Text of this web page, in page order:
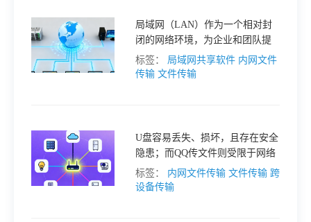
局域网（LAN）作为一个相对封
闭的网络环境，为企业和团队提
供了一个高效、安全的文件共享
平台。然而，要充分利用局域网
并推荐一款备受好评的工具—接
而连。
标签： 局域网共享软件 内网文件
传输 文件传输
U盘容易丢失、损坏，且存在安全
隐患；而QQ传文件则受限于网络
速度和文件大小限制。因此，寻
找一种更高效、更安全的内网传
标签： 内网文件传输 文件传输 跨
设备传输